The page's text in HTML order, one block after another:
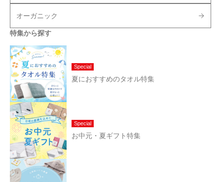
オーガニック
特集から探す
Special
夏におすすめのタオル特集
Special
お中元・夏ギフト特集